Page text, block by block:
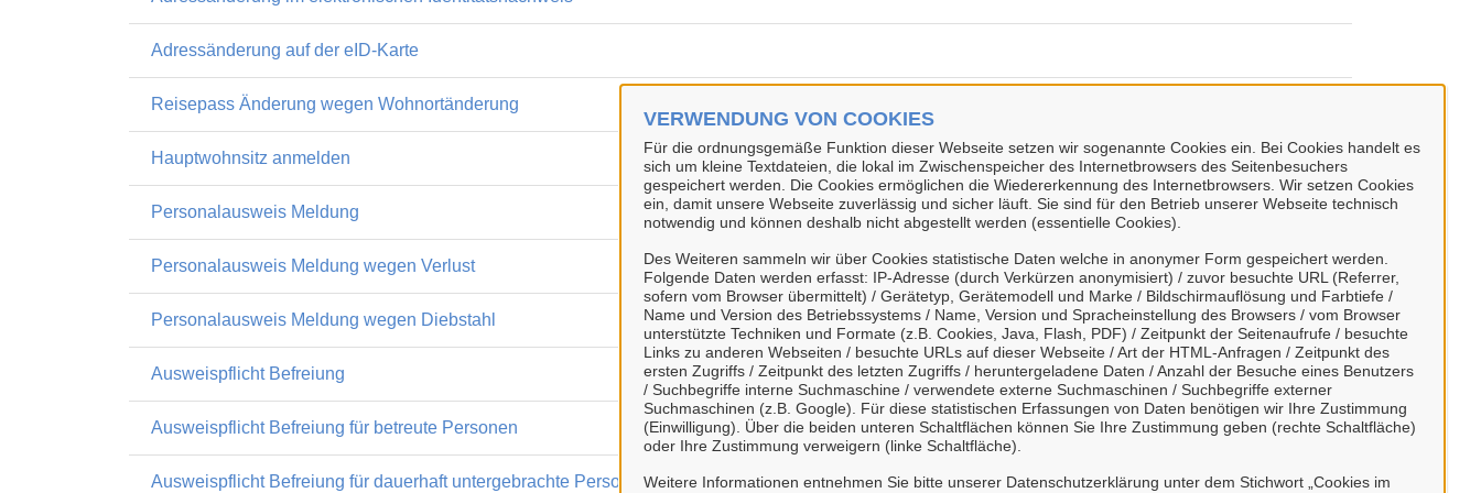
VERWENDUNG VON COOKIES
Für die ordnungsgemäße Funktion dieser Webseite setzen wir sogenannte Cookies ein. Bei Cookies handelt es
sich um kleine Textdateien, die lokal im Zwischenspeicher des Internetbrowsers des Seitenbesuchers
gespeichert werden. Die Cookies ermöglichen die Wiedererkennung des Internetbrowsers. Wir setzen Cookies
ein, damit unsere Webseite zuverlässig und sicher läuft. Sie sind für den Betrieb unserer Webseite technisch
notwendig und können deshalb nicht abgestellt werden (essentielle Cookies).
Des Weiteren sammeln wir über Cookies statistische Daten welche in anonymer Form gespeichert werden.
Folgende Daten werden erfasst: IP-Adresse (durch Verkürzen anonymisiert) / zuvor besuchte URL (Referrer,
sofern vom Browser übermittelt) / Gerätetyp, Gerätemodell und Marke / Bildschirmauflösung und Farbtiefe /
Name und Version des Betriebssystems / Name, Version und Spracheinstellung des Browsers / vom Browser
unterstützte Techniken und Formate (z.B. Cookies, Java, Flash, PDF) / Zeitpunkt der Seitenaufrufe / besuchte
Links zu anderen Webseiten / besuchte URLs auf dieser Webseite / Art der HTML-Anfragen / Zeitpunkt des
ersten Zugriffs / Zeitpunkt des letzten Zugriffs / heruntergeladene Daten / Anzahl der Besuche eines Benutzers
/ Suchbegriffe interne Suchmaschine / verwendete externe Suchmaschinen / Suchbegriffe externer
Suchmaschinen (z.B. Google). Für diese statistischen Erfassungen von Daten benötigen wir Ihre Zustimmung
(Einwilligung). Über die beiden unteren Schaltflächen können Sie Ihre Zustimmung geben (rechte Schaltfläche)
oder Ihre Zustimmung verweigern (linke Schaltfläche).
Weitere Informationen entnehmen Sie bitte unserer Datenschutzerklärung unter dem Stichwort „Cookies im
Adressänderung auf der eID-Karte
Reisepass Änderung wegen Wohnortänderung
Hauptwohnsitz anmelden
Personalausweis Meldung
Personalausweis Meldung wegen Verlust
Personalausweis Meldung wegen Diebstahl
Ausweispflicht Befreiung
Ausweispflicht Befreiung für betreute Personen
Ausweispflicht Befreiung für dauerhaft untergebrachte Personen